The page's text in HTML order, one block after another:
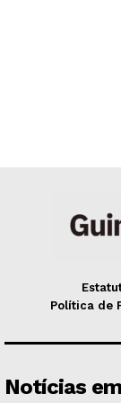
Política de
Notícias